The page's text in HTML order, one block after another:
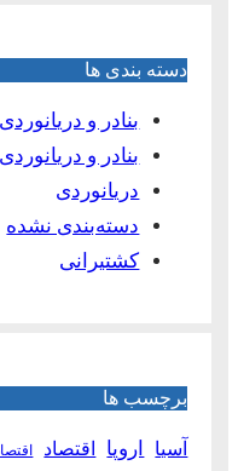
دسته بندی ها
بنادر و دریانوردی
بنادر و
دریانوردی
دسته‌بندی نشده
کشتیرانی
برچسب ها
آسیا اروپا اقتصاد